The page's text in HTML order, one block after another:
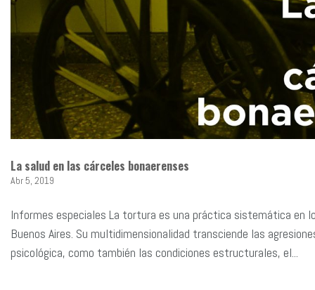
La salud en las cárceles bonaerenses
Abr 5, 2019
Informes especiales La tortura es una práctica sistemática en
Buenos Aires. Su multidimensionalidad transciende las
psicológica, como también las condiciones estructurales, el...